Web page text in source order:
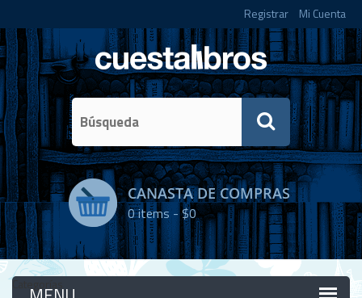
Registrar Mi Cuenta
CANASTA DE COMPRAS
0items -$0
Categorías